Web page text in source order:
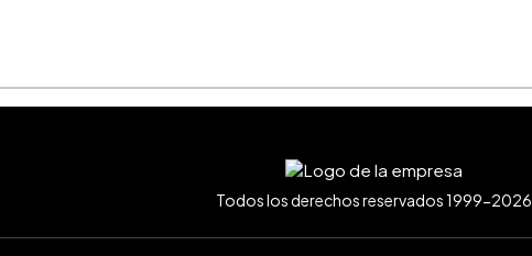
Todos los derechos reservados 1999-2026